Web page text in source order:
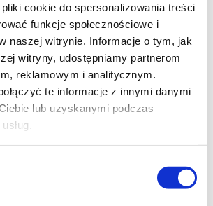
cookie do spersonalizowania treści
funkcje społecznościowe i
naszej witrynie. Informacje o tym, jak
witryny, udostępniamy partnerom
reklamowym i analitycznym.
te informacje z innymi danymi
lub uzyskanymi podczas